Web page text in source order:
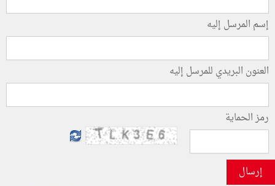
إسم المرسل إليه
العنون البريدي للمرسل إليه
رمز الحماية
إرسال